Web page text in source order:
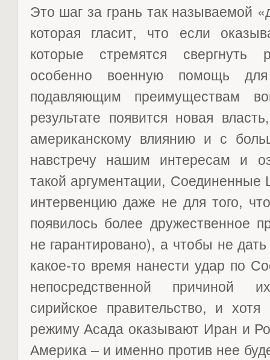
Это шаг за грань так называемой
которая гласит, что если
которые стремятся
особенно военную помощь для
подавляющим преимуществам
результате появится новая
американскому влиянию и с
навстречу нашим интересам и
такой аргументации,
интервенцию даже не для того,
появилось более дружественное
не гарантировано), а чтобы не
какое-то время нанести удар по
непосредственной причиной
сирийское правительство, и
режиму Асада оказывают Иран и
Америка – и именно против нее